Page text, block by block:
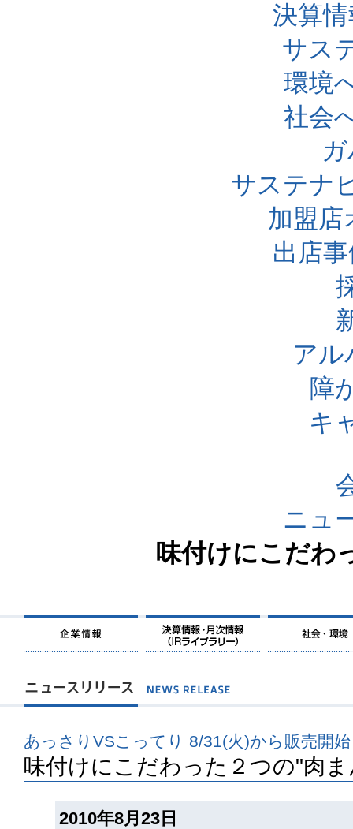
決算
サス
環境
社会
サステナ
加盟店
出店
アル
障
キ
ニュ
味付けにこだわ
あっさりVSこってり 8/31(火)から販売開始
味付けにこだわった２つの"肉
2010年8月23日